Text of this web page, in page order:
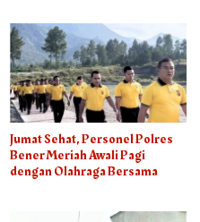
Jumat Sehat, Personel Polres
Bener Meriah Awali Pagi
dengan Olahraga Bersama